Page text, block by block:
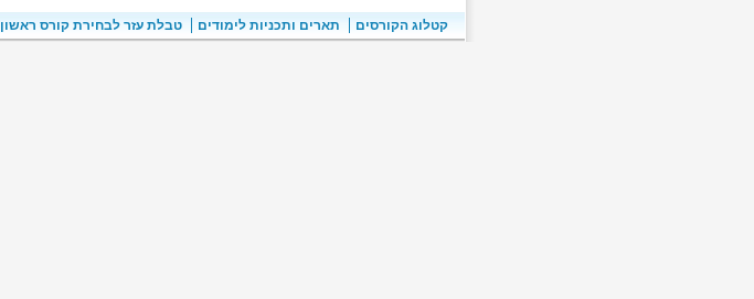
קטלוג הקורסים תארים ותכניות לימודים טבלת עזר לבחירת קורס ראשון